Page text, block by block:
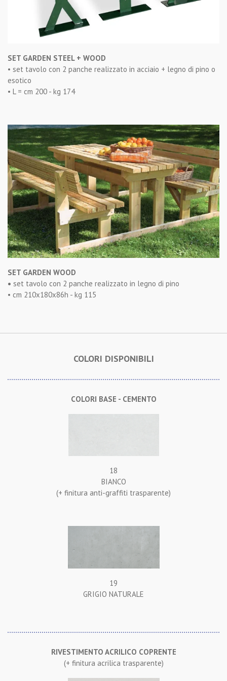
SET GARDEN STEEL + WOOD
• set tavolo con 2 panche realizzato in acciaio + legno di pino o
esotico
• L = cm 200 - kg 174
SET GARDEN WOOD
• set tavolo con 2 panche realizzato in legno di pino
• cm 210x180x86h - kg 115
COLORI DISPONIBILI
COLORI BASE - CEMENTO
18
BIANCO
(+ finitura anti-graffiti trasparente)
19
GRIGIO NATURALE
RIVESTIMENTO ACRILICO COPRENTE
(+ finitura acrilica trasparente)